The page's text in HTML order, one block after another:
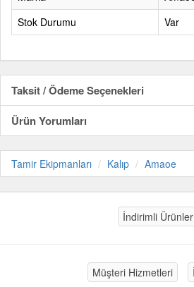
Stok Durumu
Var
Taksit / Ödeme Seçenekleri
Ürün Yorumları
Tamir Ekipmanları Kalıp Amaoe
İndirimli Ürünler
Müşteri Hizmetleri